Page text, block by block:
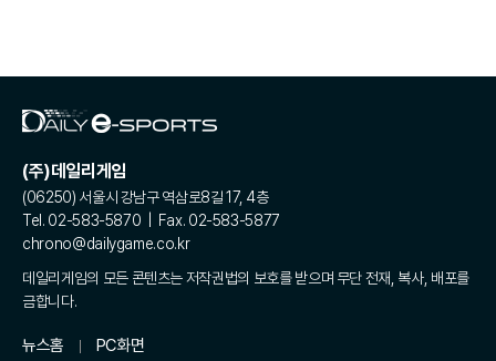
(주)데일리게임
(06250) 서울시 강남구 역삼로8길 17, 4층
Tel. 02-583-5870 | Fax. 02-583-5877
chrono@dailygame.co.kr
데일리게임의 모든 콘텐츠는 저작권법의 보호를 받으며 무단 전재, 복사, 배포를
금합니다.
뉴스홈 PC화면